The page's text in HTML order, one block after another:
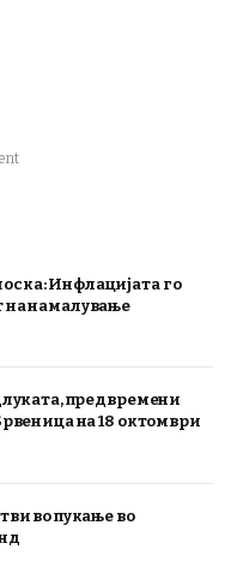
Инфлацијата го
намалување
предвремени
на 18 октомври
во пукање во